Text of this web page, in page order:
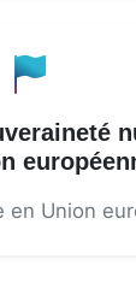
en Union